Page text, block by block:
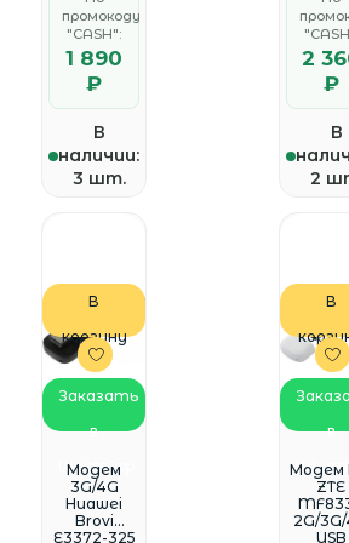
промокоду
"CASH":
1 890
₽
В
наличии:
3 шт.
2
₽
В
2
В
корзину
Заказать
в
WhatsApp
Модем
3G/4G
Huawei
Brovi
E3372-325
В
в
Модем
ZTE
2G/3G/
USB